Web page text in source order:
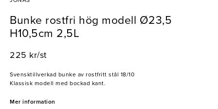
Bunke rostfri hög modell Ø23,5
H10,5cm 2,5L
225 kr/st
Svensktillverkad bunke av rostfritt stål 18/10
Klassisk modell med bockad kant.
Mer information